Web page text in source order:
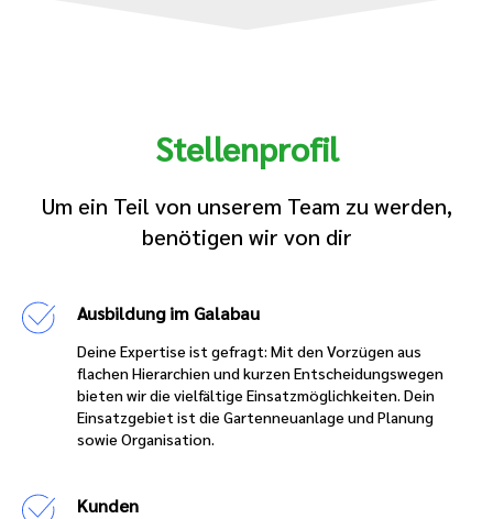
Stellenprofil
Um ein Teil von unserem Team zu werden,
benötigen wir von dir
Ausbildung im Galabau
Deine Expertise ist gefragt: Mit den Vorzügen aus
flachen Hierarchien und kurzen Entscheidungswegen
bieten wir die vielfältige Einsatzmöglichkeiten. Dein
Einsatzgebiet ist die Gartenneuanlage und Planung
sowie Organisation.
Kunden